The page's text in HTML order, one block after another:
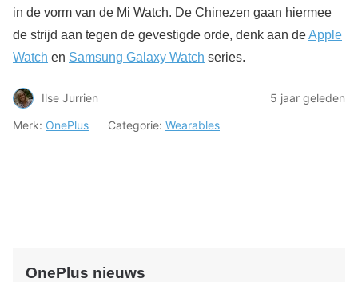
in de vorm van de Mi Watch. De Chinezen gaan hiermee
de strijd aan tegen de gevestigde orde, denk aan deApple
Watch en Samsung Galaxy Watch series.
Ilse Jurrien
5 jaar geleden
Merk: OnePlus Categorie: Wearables
OnePlus nieuws